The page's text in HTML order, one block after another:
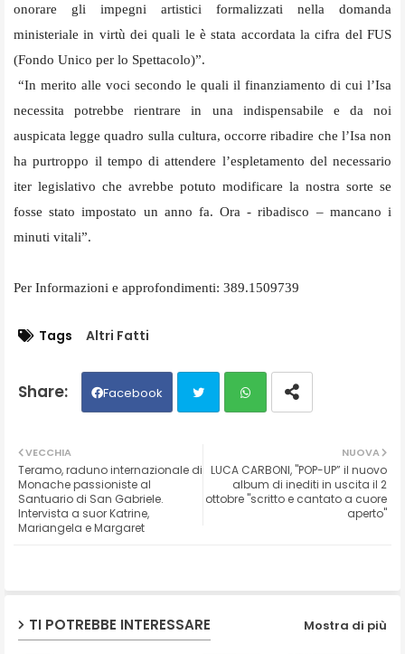
onorare gli impegni artistici formalizzati nella domanda
ministeriale in virtù dei quali le è stata accordata la cifra del FUS
(Fondo Unico per lo Spettacolo)”.
“In merito alle voci secondo le quali il finanziamento di cui l’Isa
necessita potrebbe rientrare in una indispensabile e da noi
auspicata legge quadro sulla cultura, occorre ribadire che l’Isa non
ha purtroppo il tempo di attendere l’espletamento del necessario
iter legislativo che avrebbe potuto modificare la nostra sorte se
fosse stato impostato un anno fa. Ora - ribadisco – mancano i
minuti vitali”.
Per Informazioni e approfondimenti: 389.1509739
Tags Altri Fatti
Facebook
ter ats
NUOVA
LUCA CARBONI, "POP-UP” il nuovo
album di inediti in uscita il 2
ottobre "scritto e cantato a cuore
aperto"
VECCHIA
Teramo, raduno internazionale di
Monache passioniste al
Santuario di San Gabriele.
Intervista a suor Katrine,
Mariangela e Margaret
TI POTREBBE INTERESSARE Mostra di più